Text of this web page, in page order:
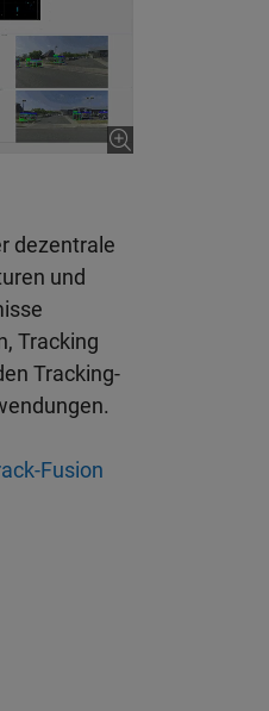
dezentrale
und
Tracking
Tracking-
Fusion